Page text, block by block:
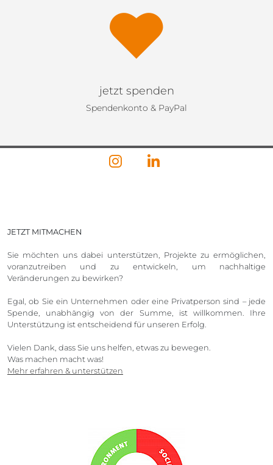
jetzt spenden
Spendenkonto & PayPal
JETZT MITMACHEN
Sie möchten uns dabei unterstützen, Projekte zu ermöglichen,
voranzutreiben und zu entwickeln, um nachhaltige
Veränderungen zu bewirken?
Egal, ob Sie ein Unternehmen oder eine Privatperson sind – jede
Spende, unabhängig von der Summe, ist willkommen. Ihre
Unterstützung ist entscheidend für unseren Erfolg.
Vielen Dank, dass Sie uns helfen, etwas zu bewegen.
Was machen macht was!
Mehr erfahren & unterstützen